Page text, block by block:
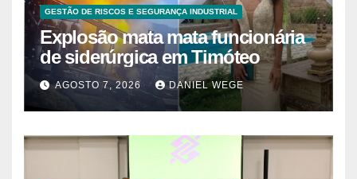
explica que a argamassa de baixo
é propositalmente mais fraca
para que a água quebre só o que
precisa ser quebrado
GESTÃO DE RISCOS E SEGURANÇA INDUSTRIAL
Explosão mata mata funcionária
de siderúrgica em Timóteo
AGOSTO 7, 2026 DANIEL WEGE